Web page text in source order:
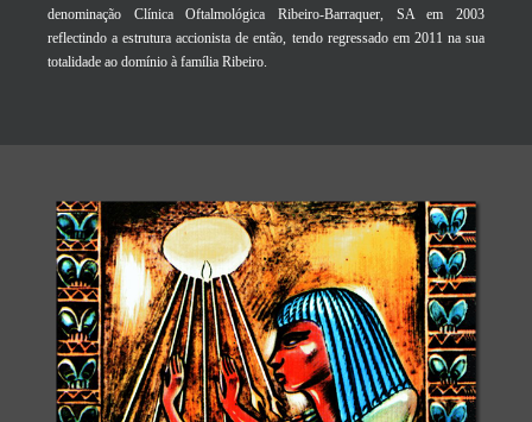
denominação Clínica Oftalmológica Ribeiro-Barraquer, SA em 2003
reflectindo a estrutura accionista de então, tendo regressado em 2011 na sua
totalidade ao domínio à família Ribeiro.